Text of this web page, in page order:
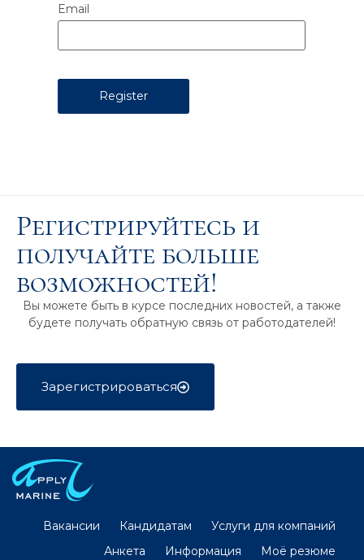
Email
Регистрируйтесь и
получайте больше
возможностей!
Вы можете быть в курсе последних новостей, а также
будете получать обратную связь от работодателей!
Зарегистрироваться
Вакансии Кандидатам
Услуги для компаний
Анкета
Информация
Моё резюме